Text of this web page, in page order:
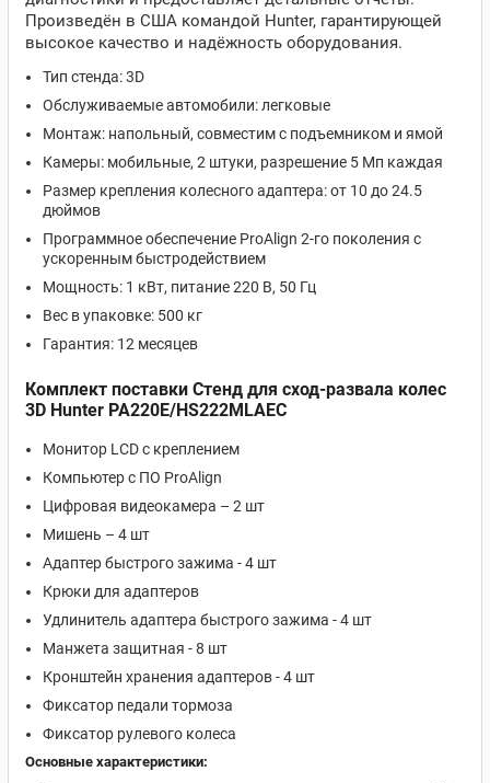
Произведён в США командой Hunter, гарантирующей
высокое качество и надёжность оборудования.
Тип стенда: 3D
Обслуживаемые автомобили: легковые
Монтаж: напольный, совместим с подъемником и ямой
Камеры: мобильные, 2 штуки, разрешение 5 Мп каждая
Размер крепления колесного адаптера: от 10 до 24.5
дюймов
Программное обеспечение ProAlign 2-го поколения с
ускоренным быстродействием
Мощность: 1 кВт, питание 220 В, 50 Гц
Вес в упаковке: 500 кг
Гарантия: 12 месяцев
Комплект поставки Стенд для сход-развала колес
3D Hunter PA220E/HS222MLAEC
Монитор LCD с креплением
Компьютер с ПО ProAlign
Цифровая видеокамера – 2 шт
Мишень – 4 шт
Адаптер быстрого зажима - 4 шт
Крюки для адаптеров
Удлинитель адаптера быстрого зажима - 4 шт
Манжета защитная - 8 шт
Кронштейн хранения адаптеров - 4 шт
Фиксатор педали тормоза
Фиксатор рулевого колеса
Основные характеристики: